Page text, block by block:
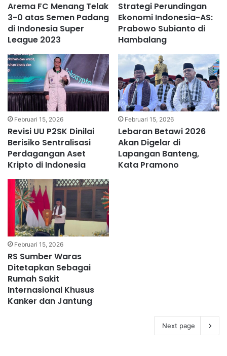
Arema FC Menang Telak
3-0 atas Semen Padang
di Indonesia Super
League 2023
Strategi Perundingan
Ekonomi Indonesia-AS:
Prabowo Subianto di
Hambalang
Februari 15, 2026
Revisi UU P2SK Dinilai
Berisiko Sentralisasi
Perdagangan Aset
Kripto di Indonesia
Februari 15, 2026
Lebaran Betawi 2026
Akan Digelar di
Lapangan Banteng,
Kata Pramono
Februari 15, 2026
RS Sumber Waras
Ditetapkan Sebagai
Rumah Sakit
Internasional Khusus
Kanker dan Jantung
Next page